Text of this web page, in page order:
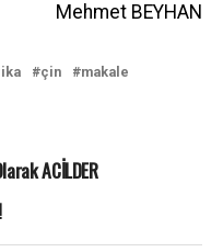
Mehmet BEYHAN
çin
makale
ACİLDER